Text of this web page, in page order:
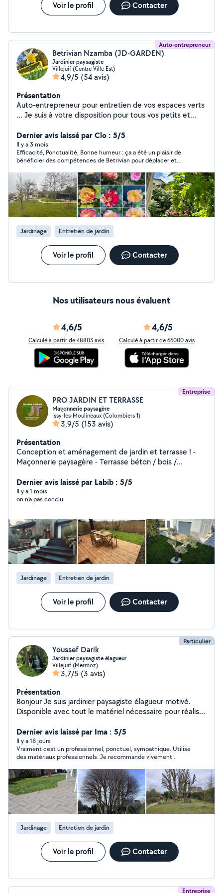
d'attente, j'ai dû faire appel à un autre professionnel qui a dû
TOUT refaire. Ce comportement est inacceptable sur
Voir le profil Contacter
Auto-entrepreneur
Betrivian Nzamba (JD-GARDEN)
Jardinier paysagiste
Villejuif (Centre Ville Est)
4,9/5 (54 avis)
Présentation
Auto-entrepreneur pour entretien de vos espaces verts
... Je suis à votre disposition pour tous vos petits et
la porte du paradis. Si je ne réponds pas, c'est que je
suis hors de mon périmètre de 10 km. Merci de
m'envoyer un SMS. O668357194.
Dernier avis laissé par Clo : 5/5
Il y a 3 mois
Efficacité, Ponctualité, Bonne humeur : ça a été un plaisir de
bénéficier des compétences de Betrivian pour déplacer et
tailler un rosier ancien qui avait vraiment besoin d'être
restructuré. Betrivian m'a également prodigué des conseils
pour le reste du jardin, et il a laissé les lieux absolument
impeccables, emportant avec lui tout les déchets végetaux. Je
ne peux que le recommander chaleureusement et sans aucune
réserve.
Jardinage
Entretien de jardin
Voir le profil Contacter
Nos utilisateurs nous évaluent
4,6/5
Calculé à partir de 48803 avis
4,6/5
Calculé à partir de 66000 avis
Entreprise
PRO JARDIN ET TERRASSE
Maçonnerie paysagère
Issy-les-Moulineaux (Colombiers 1)
3,9/5 (153 avis)
Présentation
Conception et aménagement de jardin et terrasse ! -
Maçonnerie paysagère - Terrasse béton / bois /
Arrosage automatique - Gazon en rouleau - Gazon
synthétique - Plantation - Fixation et programmation de
Dernier avis laissé par Labib : 5/5
Il y a 1 mois
on n'a pas conclu
Jardinage Entretien de jardin
Voir le profil Contacter
Particulier
Youssef Darik
Jardinier paysagiste élagueur
Villejuif (Mermoz)
3,7/5 (3 avis)
Présentation
Bonjour Je suis jardinier paysagiste élagueur motivé.
Disponible avec tout le matériel nécessaire pour réalisé
Dernier avis laissé par Ima : 5/5
Il y a 18 jours
Vraiment cest un professionnel, ponctuel, sympathique. Utilise
des matériaux professionnels. Je recommande vivement .
Jardinage Entretien de jardin
Voir le profil Contacter
Entreprise